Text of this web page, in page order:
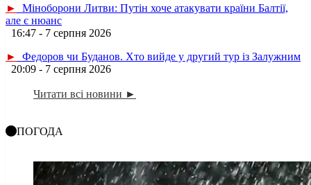
►
Міноборони Литви: Путін хоче атакувати країни Балтії,
але є нюанс
16:47 - 7 серпня 2026
►
Федоров чи Буданов. Хто вийде у другий тур із Залужним
20:09 - 7 серпня 2026
Читати всі новини ►
ПОГОДА